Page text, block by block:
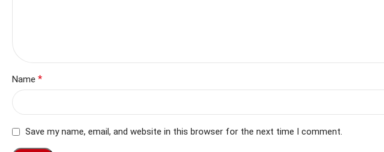
Name *
Save my name, email, and website in this browser for the next time I comment.